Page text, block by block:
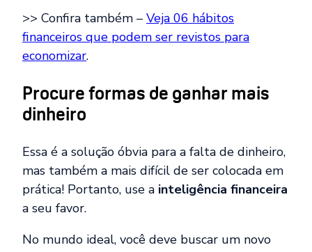
>> Confira também – Veja 06 hábitos
financeiros que podem ser revistos para
economizar.
Procure formas de ganhar mais
dinheiro
Essa é a solução óbvia para a falta de dinheiro,
mas também a mais difícil de ser colocada em
prática! Portanto, use a inteligência financeira
a seu favor.
No mundo ideal, você deve buscar um novo